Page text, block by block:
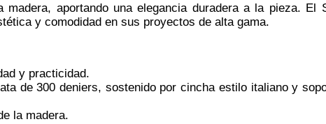
aportando una elegancia duradera a la pieza. El
y comodidad en sus proyectos de alta gama.
y practicidad.
de 300 deniers, sostenido por cincha estilo italiano y
la madera.